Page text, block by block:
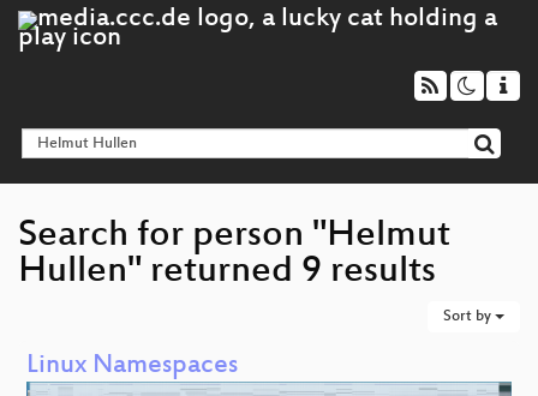
Search for person "Helmut
Hullen" returned 9 results
Sort by
Linux Name­spaces